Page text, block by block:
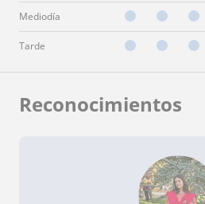
Mediodía
Tarde
Reconocimientos